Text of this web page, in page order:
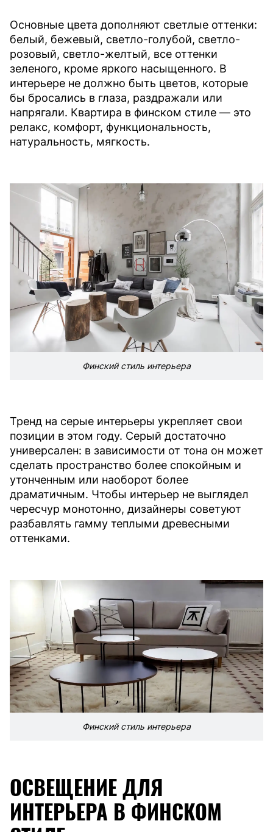
Основные цвета дополняют светлые оттенки:
белый, бежевый, светло-голубой, светло-
розовый, светло-желтый, все оттенки
зеленого, кроме яркого насыщенного. В
интерьере не должно быть цветов, которые
бы бросались в глаза, раздражали или
напрягали. Квартира в финском стиле — это
релакс, комфорт, функциональность,
натуральность, мягкость.
Финский стиль интерьера
Тренд на серые интерьеры укрепляет свои
позиции в этом году. Серый достаточно
универсален: в зависимости от тона он может
сделать пространство более спокойным и
утонченным или наоборот более
драматичным. Чтобы интерьер не выглядел
чересчур монотонно, дизайнеры советуют
разбавлять гамму теплыми древесными
оттенками.
Финский стиль интерьера
ОСВЕЩЕНИЕ ДЛЯ
ИНТЕРЬЕРА В ФИНСКОМ